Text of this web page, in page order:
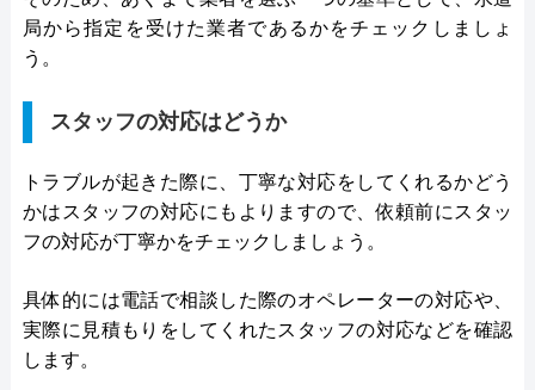
局から指定を受けた業者であるかをチェックしましょ
う。
スタッフの対応はどうか
トラブルが起きた際に、丁寧な対応をしてくれるかどう
かはスタッフの対応にもよりますので、依頼前にスタッ
フの対応が丁寧かをチェックしましょう。
具体的には電話で相談した際のオペレーターの対応や、
実際に見積もりをしてくれたスタッフの対応などを確認
します。